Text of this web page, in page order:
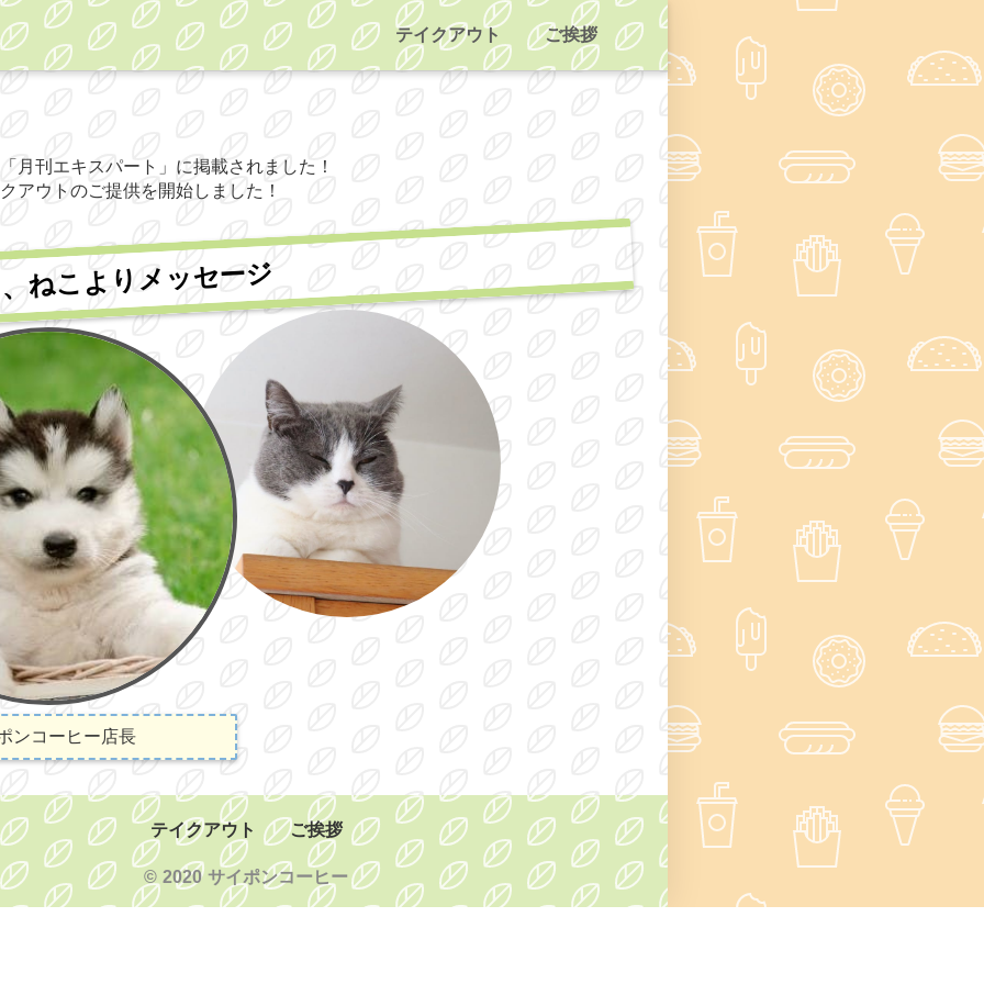
テイクアウト ご挨拶
月刊エキスパート」に掲載されました！
ウトのご提供を開始しました！
ねこよりメッセージ
ンコーヒー店長
テイクアウト ご挨拶
© 2020 サイポンコーヒー